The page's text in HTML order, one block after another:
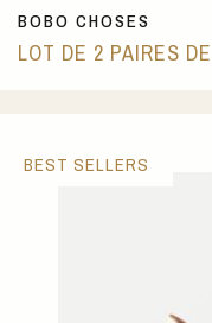
BOBO CHOSES
LOT DE 2 PAIRES
BEST SELLERS